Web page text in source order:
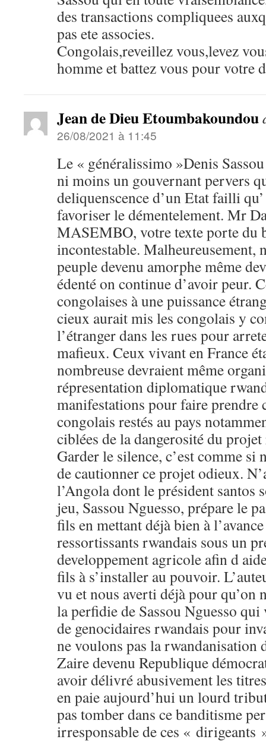
des transactions compliquees
pas ete associes.
Congolais,reveillez vous,levez
homme et battez vous pour votre
Jean de Dieu Etoumbakoundou
26/08/2021 à 11:45
Le « généralissimo »Denis
ni moins un gouvernant pervers
deliquenscence d’un Etat failli
favoriser le démentelement. Mr
MASEMBO, votre texte porte du
incontestable. Malheureusement,
peuple devenu amorphe même
édenté on continue d’avoir peur.
congolaises à une puissance
cieux aurait mis les congolais y
l’étranger dans les rues pour
mafieux. Ceux vivant en France
nombreuse devraient même
répresentation diplomatique
manifestations pour faire prendre
congolais restés au pays
ciblées de la dangerosité du
Garder le silence, c’est comme si
de cautionner ce projet odieux.
l’Angola dont le président santos
jeu, Sassou Nguesso, prépare le
fils en mettant déjà bien à
ressortissants rwandais sous un
developpement agricole afin d
fils à s’installer au pouvoir.
vu et nous averti déjà pour qu’on
la perfidie de Sassou Nguesso
de genocidaires rwandais pour
ne voulons pas la rwandanisation
Zaire devenu Republique
avoir délivré abusivement les
en paie aujourd’hui un lourd
pas tomber dans ce banditisme
irresponsable de ces « dirigeants